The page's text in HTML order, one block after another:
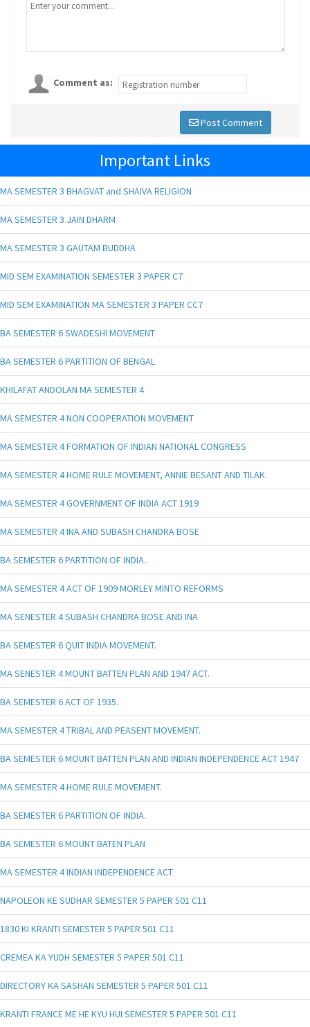
Comment as:
Post Comment
Important Links
MA SEMESTER 3 BHAGVAT and SHAIVA RELIGION
MA SEMESTER 3 JAIN DHARM
MA SEMESTER 3 GAUTAM BUDDHA
MID SEM EXAMINATION SEMESTER 3 PAPER C7
MID SEM EXAMINATION MA SEMESTER 3 PAPER CC7
BA SEMESTER 6 SWADESHI MOVEMENT
BA SEMESTER 6 PARTITION OF BENGAL
KHILAFAT ANDOLAN MA SEMESTER 4
MA SEMESTER 4 NON COOPERATION MOVEMENT
MA SEMESTER 4 FORMATION OF INDIAN NATIONAL CONGRESS
MA SEMESTER 4 HOME RULE MOVEMENT, ANNIE BESANT AND TILAK.
MA SEMESTER 4 GOVERNMENT OF INDIA ACT 1919
MA SEMESTER 4 INA AND SUBASH CHANDRA BOSE
BA SEMESTER 6 PARTITION OF INDIA..
MA SEMESTER 4 ACT OF 1909 MORLEY MINTO REFORMS
MA SENESTER 4 SUBASH CHANDRA BOSE AND INA
BA SEMESTER 6 QUIT INDIA MOVEMENT.
MA SENESTER 4 MOUNT BATTEN PLAN AND 1947 ACT.
BA SEMESTER 6 ACT OF 1935.
MA SEMESTER 4 TRIBAL AND PEASENT MOVEMENT.
BA SEMESTER 6 MOUNT BATTEN PLAN AND INDIAN INDEPENDENCE ACT 1947
MA SEMESTER 4 HOME RULE MOVEMENT.
BA SEMESTER 6 PARTITION OF INDIA.
BA SEMESTER 6 MOUNT BATEN PLAN
MA SEMESTER 4 INDIAN INDEPENDENCE ACT
NAPOLEON KE SUDHAR SEMESTER 5 PAPER 501 C11
1830 KI KRANTI SEMESTER 5 PAPER 501 C11
CREMEA KA YUDH SEMESTER 5 PAPER 501 C11
DIRECTORY KA SASHAN SEMESTER 5 PAPER 501 C11
KRANTI FRANCE ME HE KYU HUI SEMESTER 5 PAPER 501 C11